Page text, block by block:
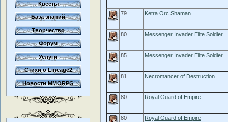
Квесты
База знаний
Творчество
Форум
Услуги
Стихи о Lineage2
Новости MMORPG
79 Ketra Orc Shaman
80 Messenger Invader Elite Soldier
85 Messenger Invader Elite Soldier
81 Necromancer of Destruction
80 Royal Guard of Empire
80 Royal Guard of Empire